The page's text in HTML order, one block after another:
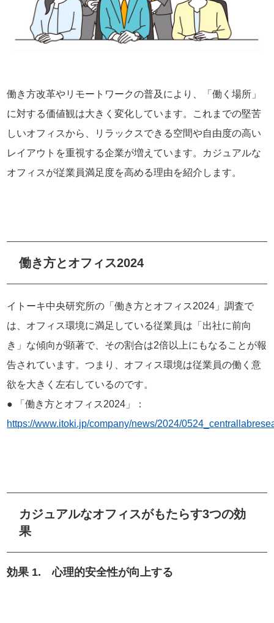
働き方改革やリモートワークの普及により、「働く場所」
に対する価値観は大きく変化しています。これまでの堅苦
しいオフィスから、リラックスできる空間や自由度の高い
レイアウトを重視する企業が増えています。カジュアルな
オフィスが従業員満足度を高める理由を紹介します。
働き方とオフィス2024
イトーキ中央研究所の「働き方とオフィス2024」調査で
は、オフィス環境に満足している従業員は「出社に前向
き」な傾向が顕著で、その割合は2倍以上にもなることが報
告されています。つまり、オフィス環境は従業員の働く意
欲を大きく左右しているのです。
● 「働き方とオフィス2024」：
https://www.itoki.jp/company/news/2024/
カジュアルなオフィスがもたらす3つの効
果
効果 1. 心理的安全性が向上する